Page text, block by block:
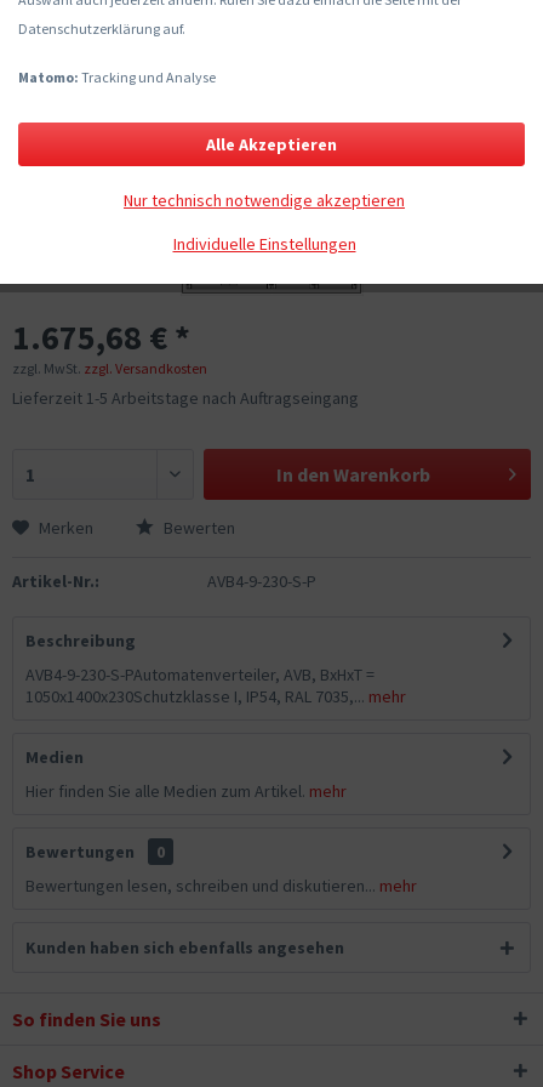
1.675,68 € *
zzgl. MwSt. zzgl. Versandkosten
Lieferzeit 1-5 Arbeitstage nach Auftragseingang
In den Warenkorb
Merken Bewerten
Artikel-Nr.: AVB4-9-230-S-P
Beschreibung
AVB4-9-230-S-PAutomatenverteiler, AVB, BxHxT =
1050x1400x230Schutzklasse I, IP54, RAL 7035,... mehr
Medien
Hier finden Sie alle Medien zum Artikel. mehr
Bewertungen
0
Bewertungen lesen, schreiben und diskutieren... mehr
Kunden haben sich ebenfalls angesehen
So finden Sie uns
Shop Service
Datenschutzerklärung auf.
Matomo: Tracking und Analyse
Individuelle Einstellungen
Nur technisch notwendige akzeptieren
Alle Akzeptieren